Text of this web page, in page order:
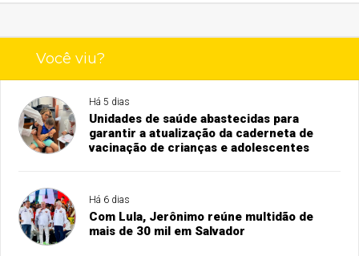
Você viu?
Há 5 dias
Unidades de saúde abastecidas para
garantir a atualização da caderneta de
vacinação de crianças e adolescentes
Há 6 dias
Com Lula, Jerônimo reúne multidão de
mais de 30 mil em Salvador